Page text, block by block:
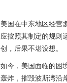
美国在中东地区经营
应按照其制定的规则
创，后果不堪设想。
如今，美国面临的困
轰炸，摧毁波斯湾沿